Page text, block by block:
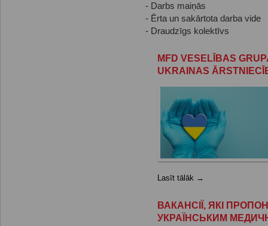
- Darbs maiņās
- Ērta un sakārtota darba vide
- Draudzīgs kolektīvs
MFD VESELĪBAS
UKRAINAS
Lasīt tālāk →
ВАКАНСІЇ, ЯКІ
УКРАЇНСЬКИМ